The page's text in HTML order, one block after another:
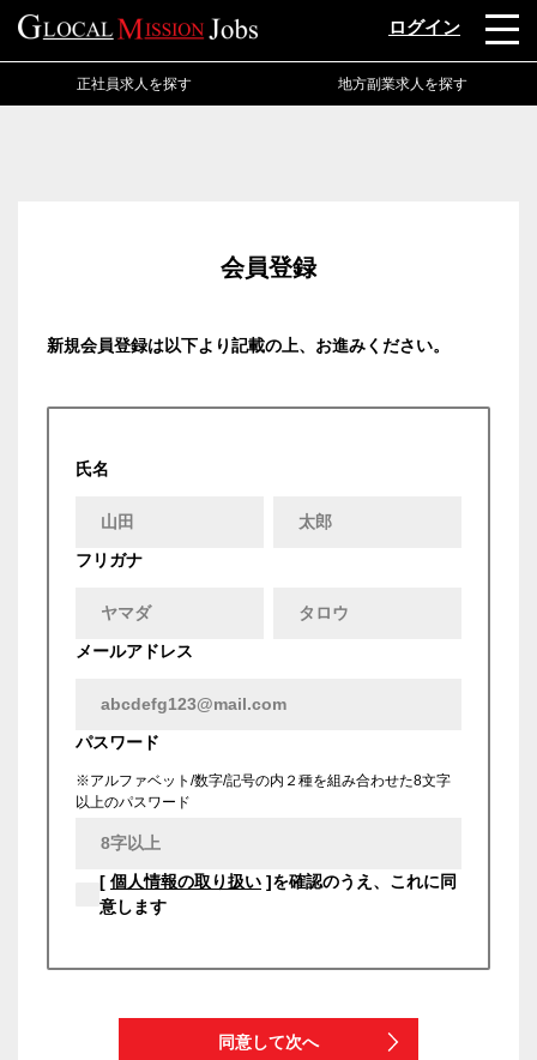
ログイン
正社員求人を探す 地方副業求人を探す
会員登録
新規会員登録は以下より記載の上、お進みください。
氏名
フリガナ
メールアドレス
パスワード
※アルファベット/数字/記号の内２種を組み合わせた8文字
以上のパスワード
[ 個人情報の取り扱い ]を確認のうえ、これに同
意します
同意して次へ